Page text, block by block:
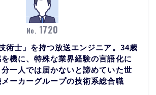
No. 1720
術士」を持つ放送エンジニア。34歳
機に、特殊な業界経験の言語化に
一人では届かないと諦めていた世
ーカーグループの技術系総合職